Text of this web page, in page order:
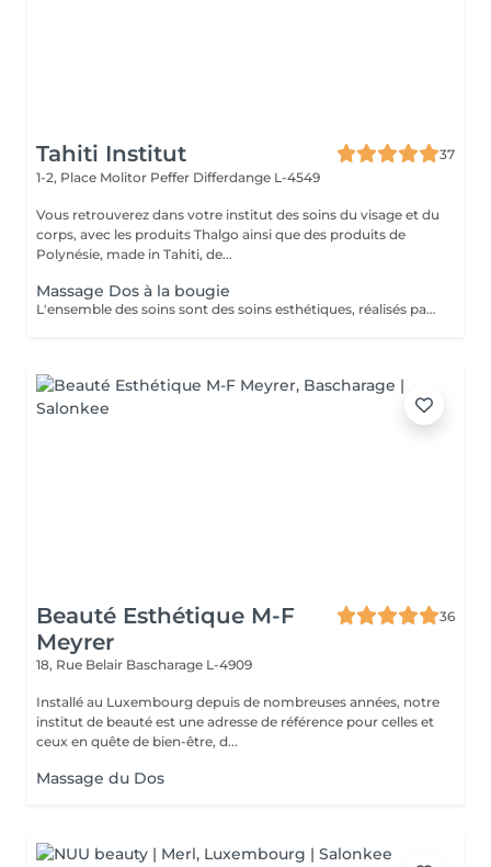
Tahiti Institut
37
1-2, Place Molitor Peffer Differdange L-4549
Vous retrouverez dans votre institut des soins du visage et du
corps, avec les produits Thalgo ainsi que des produits de
Polynésie, made in Tahiti, de...
Massage Dos à la bougie
L'ensemble des soins sont des soins esthétiques, réalisés par des esthéticiennes diplômées. Ils n'ont pas de visée médicale et les massages ne sont aucunement sexuels. Vous avez pris rendez-vous dans un institut de beauté. Merci de respecter le personnel
Beauté Esthétique M-F
Meyrer
36
18, Rue Belair Bascharage L-4909
Installé au Luxembourg depuis de nombreuses années, notre
institut de beauté est une adresse de référence pour celles et
ceux en quête de bien-être, d...
Massage du Dos